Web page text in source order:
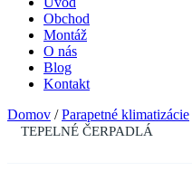
Obchod
Montáž
O nás
Blog
Kontakt
Domov /Parapetné klimatizácie
TEPELNÉ ČERPADLÁ